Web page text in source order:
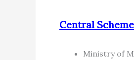
Central Scheme
Ministry of